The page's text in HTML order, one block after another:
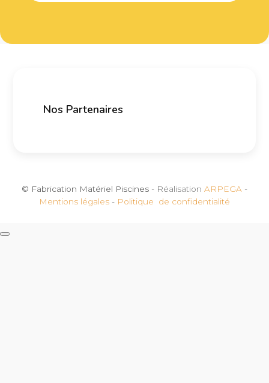
Nos Partenaires
© Fabrication Matériel Piscines - Réalisation ARPEGA -
Mentions légales - Politique de confidentialité